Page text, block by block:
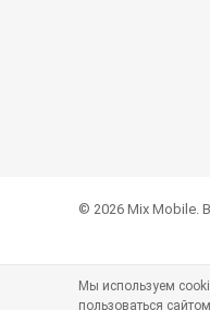
© 2026 Mix Mobile.
Мы используем
пользоваться